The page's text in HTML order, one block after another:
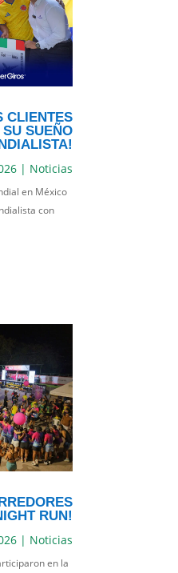
CLIENTES
SUEÑO
| Noticias
en México
con
RUN!
| Noticias
en la